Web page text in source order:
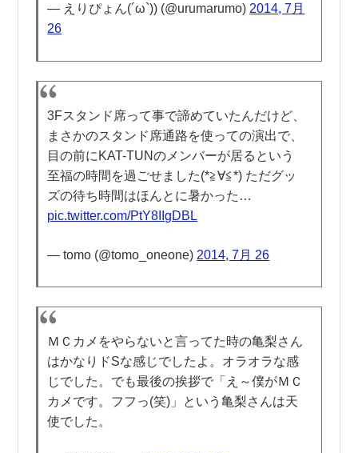
— えりぴょん(´ω`)) (@urumarumo) 2014, 7月
26
3Fスタンド席って事で諦めていたんだけど、
まさかのスタンド席通路を使っての演出で、
目の前にKAT-TUNのメンバーが居るという
至福の時間を過ごせました(*≧∀≦*) ただグッ
ズの待ち時間はほんとに暑かった…
pic.twitter.com/PtY8IIgDBL
— tomo (@tomo_oneone) 2014, 7月 26
ＭＣカメをやらないと言ってた時の亀梨さん
はかなりドSな感じでしたよ。オラオラな感
じでした。でも最後の挨拶で「え～僕がＭＣ
カメです。フフっ(笑)」という亀梨さんは天
使でした。